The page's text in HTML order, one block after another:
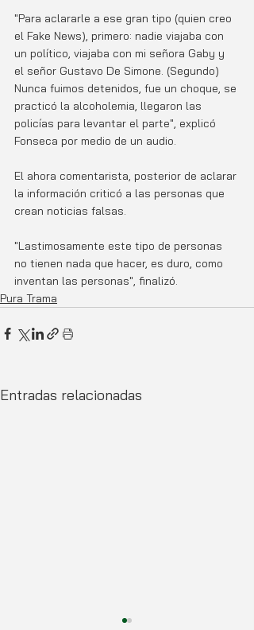
"Para aclararle a ese gran tipo (quien creo
el Fake News), primero: nadie viajaba con
un político, viajaba con mi señora Gaby y
el señor Gustavo De Simone. (Segundo)
Nunca fuimos detenidos, fue un choque, se
practicó la alcoholemia, llegaron las
policías para levantar el parte", explicó
Fonseca por medio de un audio.
El ahora comentarista, posterior de aclarar
la información criticó a las personas que
crean noticias falsas.
"Lastimosamente este tipo de personas
no tienen nada que hacer, es duro, como
inventan las personas", finalizó.
Pura Trama
Entradas relacionadas